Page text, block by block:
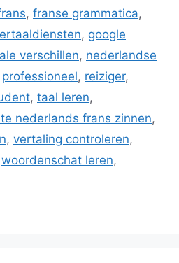
, franse grammatica,
, google
verschillen, nederlandse
professioneel, reiziger,
, taal leren,
nederlands frans zinnen,
, vertaling controleren,
woordenschat leren,